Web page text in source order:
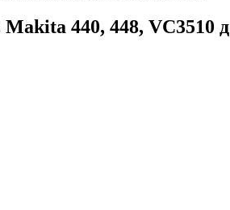
440, 448, VC3510